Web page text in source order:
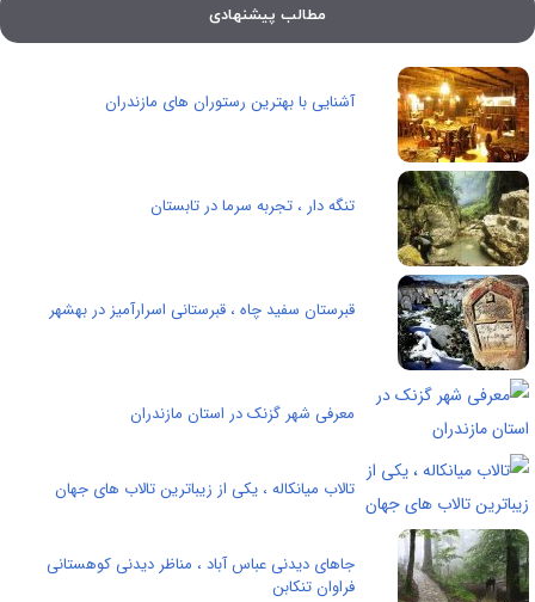
مطالب پیشنهادی
آشنایی با بهترین رستوران های مازندران
تنگه دار ، تجربه سرما در تابستان
قبرستان سفید چاه ، قبرستانی اسرارآمیز در بهشهر
معرفی شهر گزنک در استان مازندران
تالاب میانکاله ، یکی از زیباترین تالاب‌ های جهان
جاهای دیدنی عباس آباد ، مناظر دیدنی کوهستانی
فراوان تنکابن